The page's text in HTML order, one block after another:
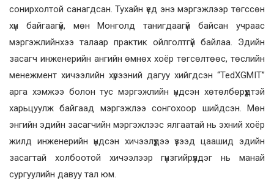
сонирхолтой санагдсан. Тухайн үед энэ мэргэжлээр төгссөн
хүн байгаагүй, мөн Монголд танигдаагүй байсан учраас
мэргэжлийнхээ талаар практик ойлголтгүй байлаа. Эдийн
засагч инженерийн ангийн өмнөх хоёр төгсөлтөөс, төслийн
менежмент хичээлийн хүрээний дагуу хийгдсэн “TedХGMIT”
арга хэмжээ болон тус мэргэжлийн үндсэн хөтөлбөрүүдтэй
харьцуулж байгаад мэргэжлээ сонгохоор шийдсэн. Мөн
энгийн эдийн засагчийн мэргэжлээс ялгаатай нь эхний хоёр
жилд инженерийн үндсэн хичээлүүдээ үзээд цаашид эдийн
засагтай холбоотой хичээлээр гүнзгийрүүлдэг нь манай
сургуулийн давуу тал юм.